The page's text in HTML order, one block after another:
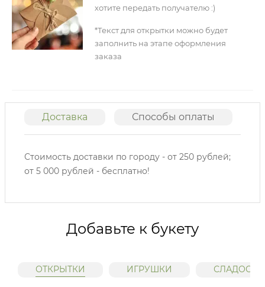
хотите передать получателю :)
*Текст для открытки можно будет
заполнить на этапе оформления
заказа
Доставка Способы оплаты
Стоимость доставки по городу - от 250 рублей;
от 5 000 рублей - бесплатно!
Добавьте к букету
ОТКРЫТКИ ИГРУШКИ СЛАДОСТИ